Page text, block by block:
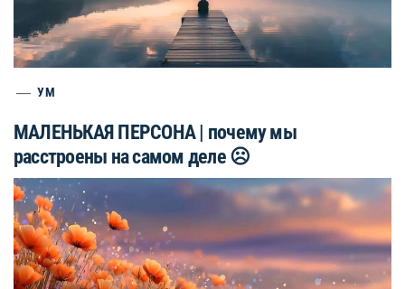
УМ
МАЛЕНЬКАЯ ПЕРСОНА | почему мы
расстроены на самом деле ☹️